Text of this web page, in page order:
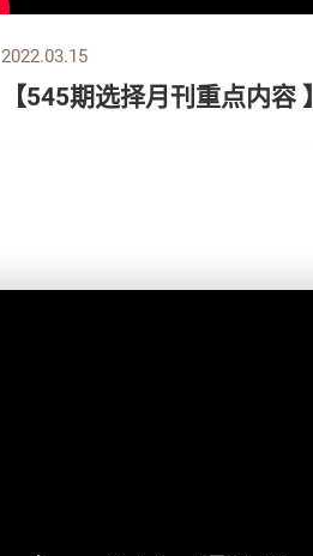
2022.03.15
【545期选择月刊重点内容 】